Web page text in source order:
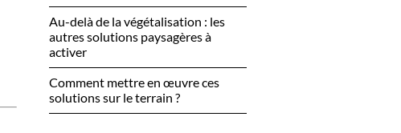
Au-delà de la végétalisation : les
autres solutions paysagères à
activer
Comment mettre en œuvre ces
solutions sur le terrain ?